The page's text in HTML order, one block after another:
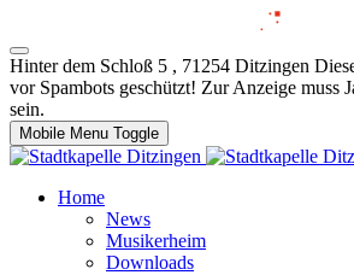
Hinter dem Schloß 5 , 71254 Ditzingen
vor Spambots geschützt! Zur Anzeige muss
sein.
Mobile Menu Toggle
Home
News
Musikerheim
Downloads